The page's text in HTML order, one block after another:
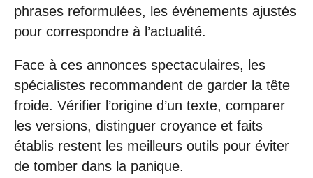
phrases reformulées, les événements ajustés
pour correspondre à l’actualité.
Face à ces annonces spectaculaires, les
spécialistes recommandent de garder la tête
froide. Vérifier l’origine d’un texte, comparer
les versions, distinguer croyance et faits
établis restent les meilleurs outils pour éviter
de tomber dans la panique.